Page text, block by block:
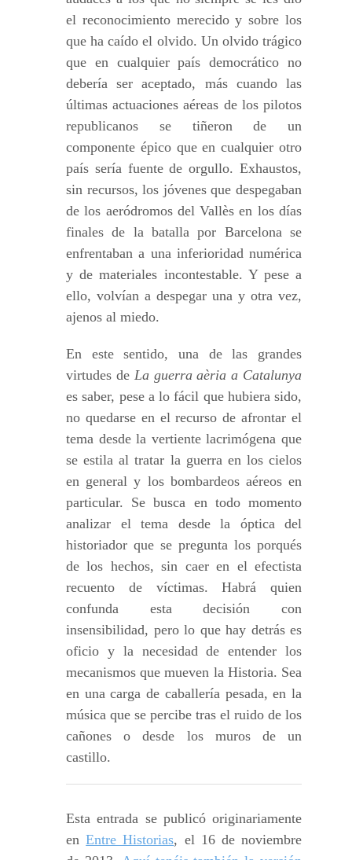
el reconocimiento merecido y sobre los
que ha caído el olvido. Un olvido trágico
que en cualquier país democrático no
debería ser aceptado, más cuando las
últimas actuaciones aéreas de los pilotos
republicanos se tiñeron de un
componente épico que en cualquier otro
país sería fuente de orgullo. Exhaustos,
sin recursos, los jóvenes que despegaban
de los aeródromos del Vallès en los días
finales de la batalla por Barcelona se
enfrentaban a una inferioridad numérica
y de materiales incontestable. Y pese a
ello, volvían a despegar una y otra vez,
ajenos al miedo.
En este sentido, una de las grandes
virtudes de La guerra aèria a Catalunya
es saber, pese a lo fácil que hubiera sido,
no quedarse en el recurso de afrontar el
tema desde la vertiente lacrimógena que
se estila al tratar la guerra en los cielos
en general y los bombardeos aéreos en
particular. Se busca en todo momento
analizar el tema desde la óptica del
historiador que se pregunta los porqués
de los hechos, sin caer en el efectista
recuento de víctimas. Habrá quien
confunda esta decisión con
insensibilidad, pero lo que hay detrás es
oficio y la necesidad de entender los
mecanismos que mueven la Historia. Sea
en una carga de caballería pesada, en la
música que se percibe tras el ruido de los
cañones o desde los muros de un
castillo.
Esta entrada se publicó originariamente
enEntre Historias, el 16 de noviembre